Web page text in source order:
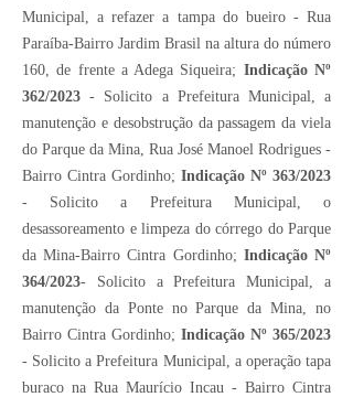
Municipal, a refazer a tampa do bueiro - Rua
Paraíba-Bairro Jardim Brasil na altura do número
160, de frente a Adega Siqueira; Indicação Nº
362/2023 - Solicito a Prefeitura Municipal, a
manutenção e desobstrução da passagem da viela
do Parque da Mina, Rua José Manoel Rodrigues -
Bairro Cintra Gordinho; Indicação Nº 363/2023
- Solicito a Prefeitura Municipal, o
desassoreamento e limpeza do córrego do Parque
da Mina-Bairro Cintra Gordinho; Indicação Nº
364/2023- Solicito a Prefeitura Municipal, a
manutenção da Ponte no Parque da Mina, no
Bairro Cintra Gordinho; Indicação Nº 365/2023
- Solicito a Prefeitura Municipal, a operação tapa
buraco na Rua Maurício Incau - Bairro Cintra